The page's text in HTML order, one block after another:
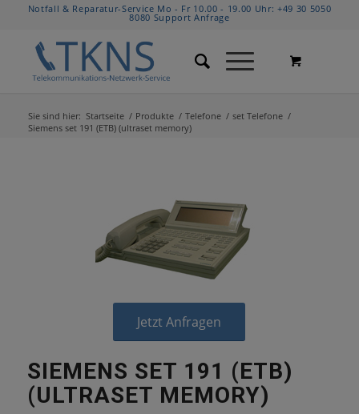
Notfall & Reparatur-Service Mo - Fr 10.00 - 19.00 Uhr:+49 30 5050
8080 Support Anfrage
Sie sind hier: Startseite / Produkte / Telefone / set Telefone /
Siemens set 191 (ETB) (ultraset memory)
Jetzt Anfragen
SIEMENS SET 191 (ETB)
(ULTRASET MEMORY)